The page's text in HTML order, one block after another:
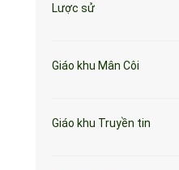
Lược sử
Giáo khu Mân Côi
Giáo khu Truyền tin